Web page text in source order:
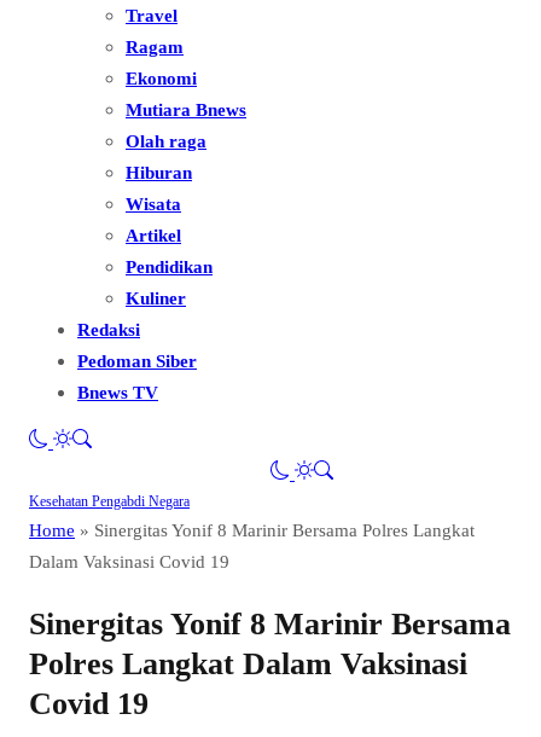
Travel
Ragam
Ekonomi
Mutiara Bnews
Olah raga
Hiburan
Wisata
Artikel
Pendidikan
Kuliner
Redaksi
Pedoman Siber
Bnews TV
Kesehatan Pengabdi Negara
Home » Sinergitas Yonif 8 Marinir Bersama Polres Langkat
Dalam Vaksinasi Covid 19
Sinergitas Yonif 8 Marinir Bersama
Polres Langkat Dalam Vaksinasi
Covid 19